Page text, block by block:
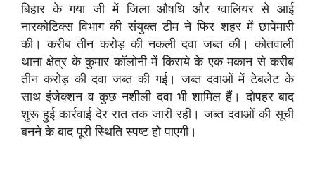
बिहार के गया जी में जिला औषधि और ग्वालियर से आई
नारकोटिक्स विभाग की संयुक्त टीम ने फिर शहर में छापेमारी
की। करीब तीन करोड़ की नकली दवा जब्त की। कोतवाली
थाना क्षेत्र के कुमार कॉलोनी में किराये के एक मकान से करीब
तीन करोड़ की दवा जब्त की गई। जब्त दवाओं में टेबलेट के
साथ इंजेक्शन व कुछ नशीली दवा भी शामिल हैं। दोपहर बाद
शुरू हुई कार्रवाई देर रात तक जारी रही। जब्त दवाओं की सूची
बनने के बाद पूरी स्थिति स्पष्ट हो पाएगी।